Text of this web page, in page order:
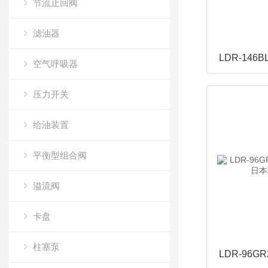
节流止回阀
滤油器
空气呼吸器
压力开关
给油装置
平衡型组合阀
溢流阀
卡盘
柱塞泵